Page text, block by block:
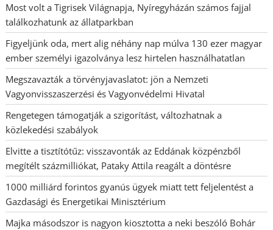
Most volt a Tigrisek Világnapja, Nyíregyházán számos fajjal
találkozhatunk az állatparkban
Figyeljünk oda, mert alig néhány nap múlva 130 ezer magyar
ember személyi igazolványa lesz hirtelen használhatatlan
Megszavazták a törvényjavaslatot: jön a Nemzeti
Vagyonvisszaszerzési és Vagyonvédelmi Hivatal
Rengetegen támogatják a szigorítást, változhatnak a
közlekedési szabályok
Elvitte a tisztítótűz: visszavonták az Eddának közpénzből
megítélt százmilliókat, Pataky Attila reagált a döntésre
1000 milliárd forintos gyanús ügyek miatt tett feljelentést a
Gazdasági és Energetikai Minisztérium
Majka másodszor is nagyon kiosztotta a neki beszóló Bohár